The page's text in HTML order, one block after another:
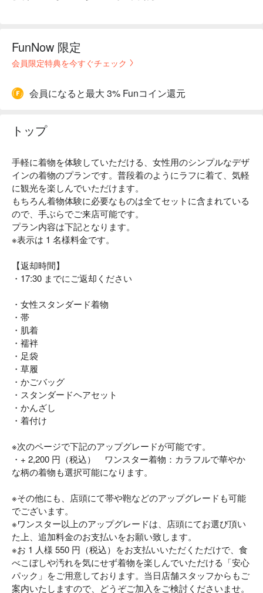
FunNow 限定
会員限定特典を今すぐチェック
会員になると最大 3% Funコイン還元
トップ
手軽に着物を体験していただける、女性用のシンプルなデザ
インの着物のプランです。普段着のようにラフに着て、気軽
に観光を楽しんでいただけます。
もちろん着物体験に必要なものは全てセットに含まれている
ので、手ぶらでご来店可能です。
プラン内容は下記となります。
※表示は 1 名様料金です。
【返却時間】
・17:30 までにご返却ください
・女性スタンダード着物
・帯
・肌着
・襦袢
・足袋
・草履
・かごバッグ
・スタンダードヘアセット
・かんざし
・着付け
※次のページで下記のアップグレードが可能です。
・+ 2,200 円（税込） ワンスター着物：カラフルで華やか
な柄の着物も選択可能になります。
※その他にも、店頭にて帯や鞄などのアップグレードも可能
でございます。
※ワンスター以上のアップグレードは、店頭にてお選び頂い
た上、追加料金のお支払いをお願い致します。
※お 1 人様 550 円（税込）をお支払いいただくただけで、食
べこぼしや汚れを気にせず着物を楽しんでいただける「安心
パック」をご用意しております。当日店舗スタッフからもご
案内いたしますので、どうぞご加入をご検討くださいませ。